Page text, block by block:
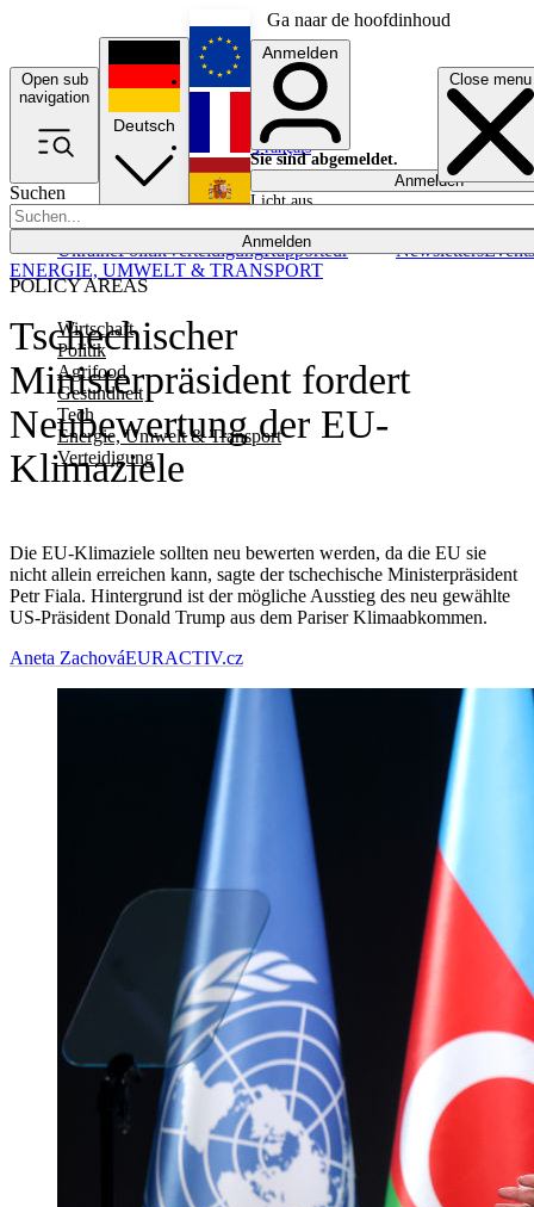
Ga naar de hoofdinhoud
Open sub
navigation
Close menu
Suchen
Anmelden
POLICY AREAS
Wirtschaft
Politik
Agrifood
Gesundheit
Tech
Energie, Umwelt & Transport
Verteidigung
UkrainePolitikVerteidigungRapporteur NewslettersEvents
Deutsch
English
Français
Anmelden
Sie sind abgemeldet.
Anmelden
Licht aus
Tschechischer
Ministerpräsident fordert
Neubewertung der EU-
Klimaziele
Die EU-Klimaziele sollten neu bewerten werden, da die EU sie
nicht allein erreichen kann, sagte der tschechische Ministerpräsident
Petr Fiala. Hintergrund ist der mögliche Ausstieg des neu gewählte
US-Präsident Donald Trump aus dem Pariser Klimaabkommen.
ENERGIE, UMWELT & TRANSPORT
Aneta ZachováEURACTIV.cz